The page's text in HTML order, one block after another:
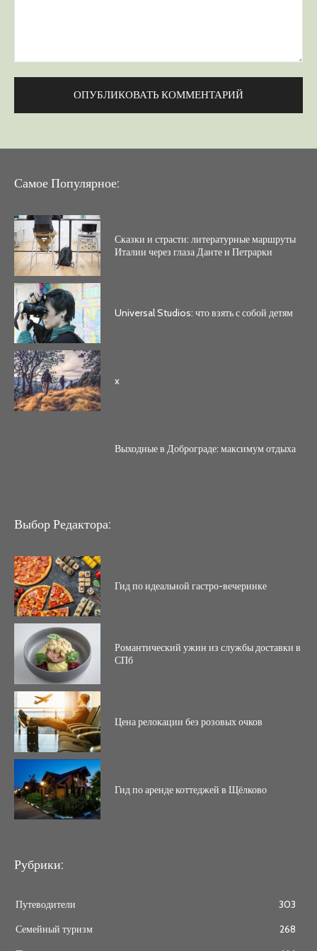
Самое Популярное:
Сказки и страсти: литературные маршруты
Италии через глаза Данте и Петрарки
Universal Studios: что взять с собой детям
x
Выходные в Доброграде: максимум отдыха
Выбор Редактора:
Гид по идеальной гастро-вечеринке
Романтический ужин из службы доставки в
СПб
Цена релокации без розовых очков
Гид по аренде коттеджей в Щёлково
Рубрики:
Путеводители
303
Семейный туризм
268